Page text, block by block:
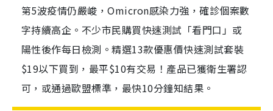
第5波疫情仍嚴峻，Omicron感染力強，確診個案數
字持續高企。不少市民購買快速測試「看門口」或
陽性後作每日檢測。精選13款優惠價快速測試套裝
$19以下買到，最平$10有交易！產品已獲衛生署認
可，或通過歐盟標準，最快10分鐘知結果。